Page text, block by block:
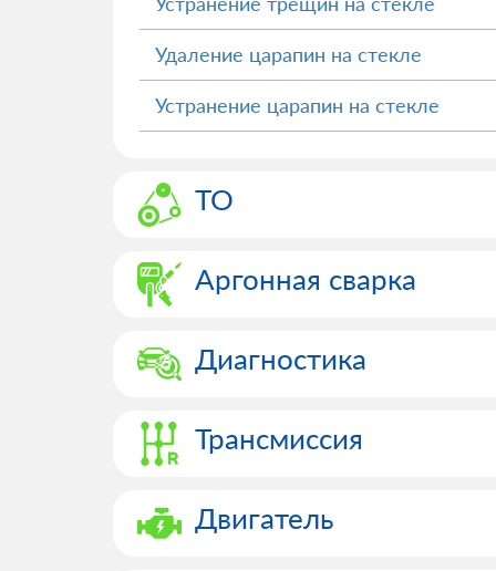
Удаление царапин на стекле
Устранение царапин на стекле
ТО
Аргонная сварка
Диагностика
Трансмиссия
Двигатель